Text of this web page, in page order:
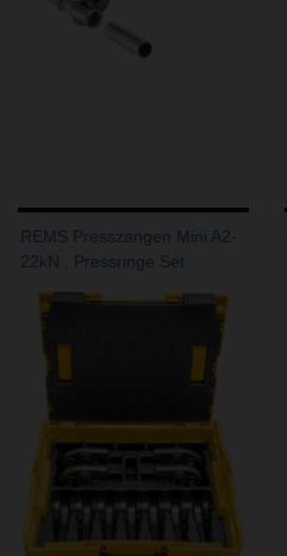
REMS Presszangen Mini A2-
22kN , Pressringe Set